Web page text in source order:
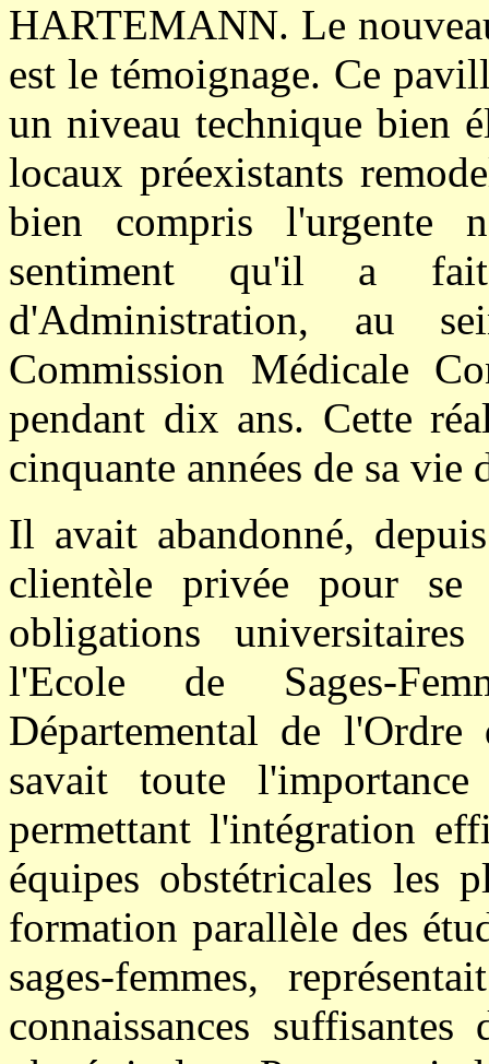
HARTEMANN. Le
est le témoignage. Ce
un niveau technique bien
locaux préexistants
bien compris l'urgente
sentiment qu'il a
d'Administration, au
Commission Médicale
pendant dix ans. Cette
cinquante années de sa vie
Il avait abandonné,
clientèle privée pour se
obligations
l'Ecole de Sages-
Départemental de
savait toute
permettant l'intégration
équipes obstétricales les
formation parallèle des
sages-femmes,
connaissances